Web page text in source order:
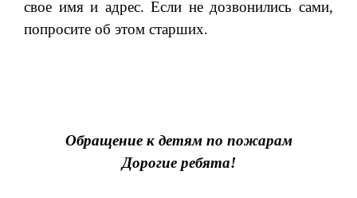
свое имя и адрес. Если не дозвонились сами,
попросите об этом старших.
Обращение к детям по пожарам
Дорогие ребята!